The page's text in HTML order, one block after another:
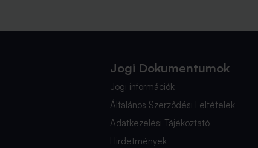
Jogi Dokumentumok
Jogi információk
Általános Szerződési Feltételek
Adatkezelési Tájékoztató
Hirdetmények